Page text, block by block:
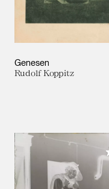
Genesen
Rudolf Koppitz